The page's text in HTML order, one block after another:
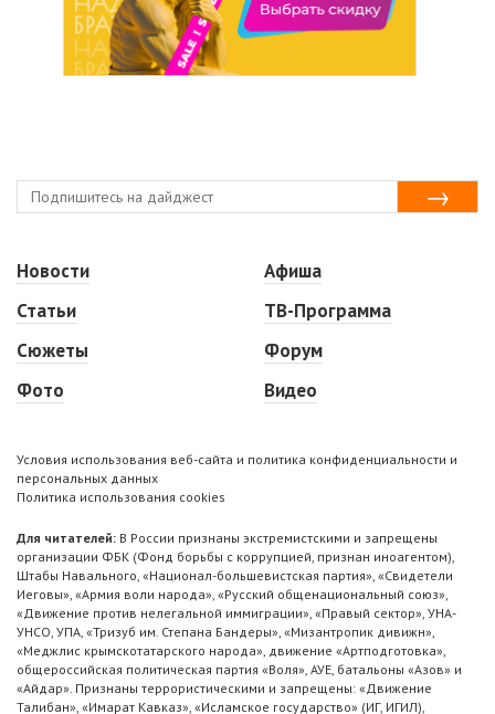
Новости
Статьи
Сюжеты
Фото
Афиша
ТВ-Программа
Форум
Видео
Условия использования веб-сайта и политика конфиденциальности и
персональных данных
Политика использования cookies
Для читателей: В России признаны экстремистскими и запрещены
организации ФБК (Фонд борьбы с коррупцией, признан иноагентом),
Штабы Навального, «Национал-большевистская партия», «Свидетели
Иеговы», «Армия воли народа», «Русский общенациональный союз»,
«Движение против нелегальной иммиграции», «Правый сектор», УНА-
УНСО, УПА, «Тризуб им. Степана Бандеры», «Мизантропик дивижн»,
«Меджлис крымскотатарского народа», движение «Артподготовка»,
общероссийская политическая партия «Воля», АУЕ, батальоны «Азов» и
«Айдар». Признаны террористическими и запрещены: «Движение
Талибан», «Имарат Кавказ», «Исламское государство» (ИГ, ИГИЛ),